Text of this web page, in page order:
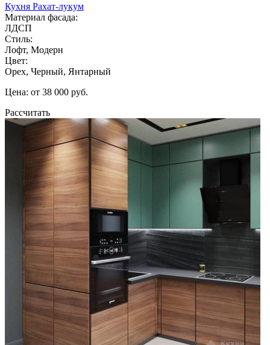
Кухня Рахат-лукум
Материал фасада:
ЛДСП
Стиль:
Лофт, Модерн
Цвет:
Орех, Черный, Янтарный
Цена: от 38 000 руб.
Рассчитать